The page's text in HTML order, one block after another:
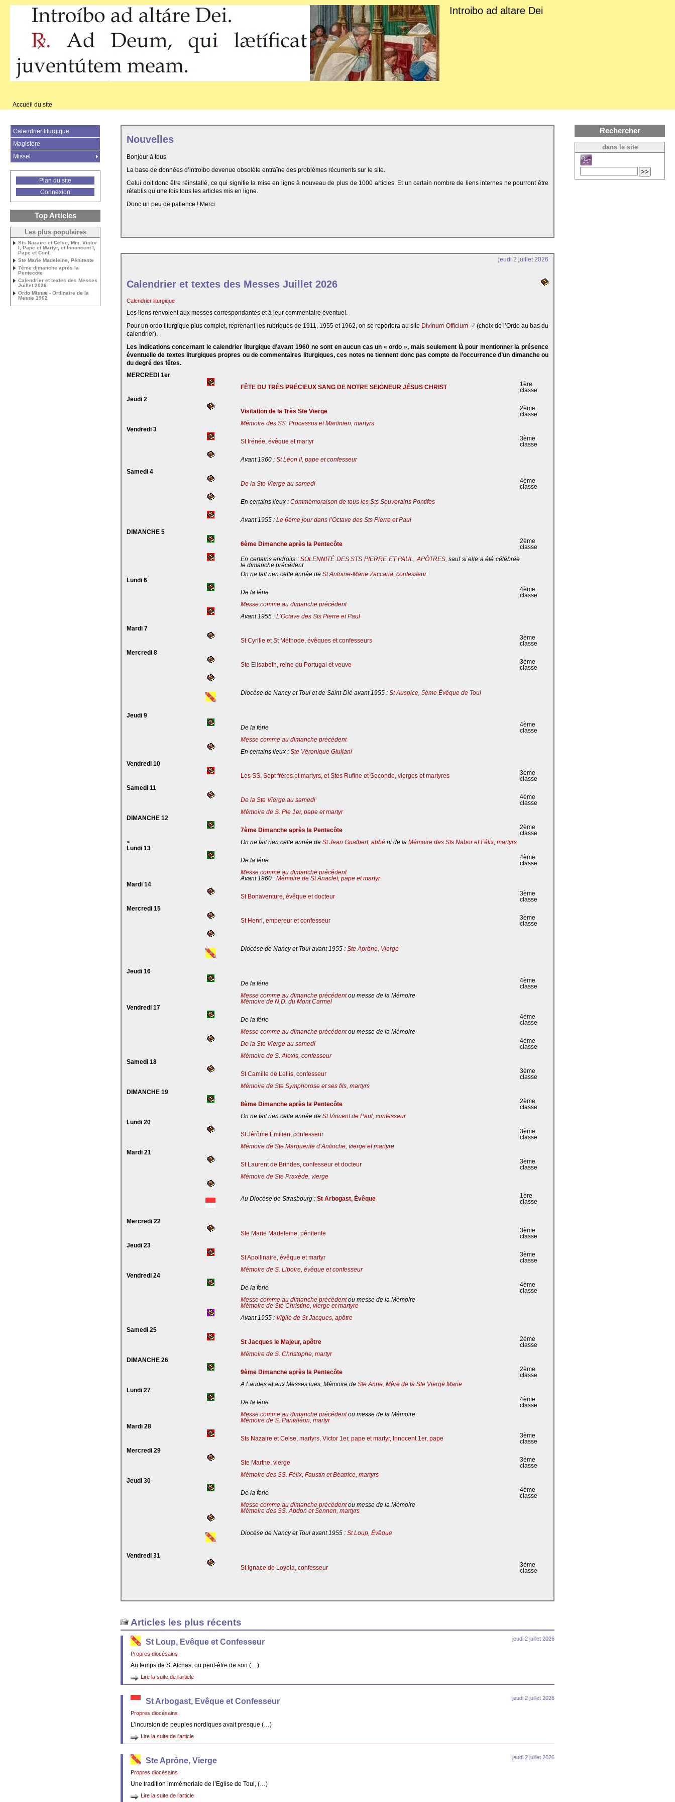
Introibo ad altare Dei
Accueil du site
Nouvelles
Bonjour à tous
La base de données d’introibo devenue obsolète entraîne des problèmes récurrents sur le site.
Celui doit donc être réinstallé, ce qui signifie la mise en ligne à nouveau de plus de 1000 articles. Et un certain nombre de liens internes ne pourront être
rétablis qu’une fois tous les articles mis en ligne.
Donc un peu de patience ! Merci
jeudi 2 juillet 2026
Calendrier et textes des Messes Juillet 2026
Calendrier liturgique
Les liens renvoient aux messes correspondantes et à leur commentaire éventuel.
Pour un ordo liturgique plus complet, reprenant les rubriques de 1911, 1955 et 1962, on se reportera au site Divinum Officium
(choix de l’Ordo au bas du
calendrier).
Les indications concernant le calendrier liturgique d’avant 1960 ne sont en aucun cas un « ordo », mais seulement là pour mentionner la présence
éventuelle de textes liturgiques propres ou de commentaires liturgiques, ces notes ne tiennent donc pas compte de l’occurrence d’un dimanche ou
du degré des fêtes.
MERCREDI 1er
FÊTE DU TRÈS PRÉCIEUX SANG DE NOTRE SEIGNEUR JÉSUS CHRIST
1ère
classe
Jeudi 2
Visitation de la Très Ste Vierge
2ème
classe
Mémoire des SS. Processus et Martinien, martyrs
Vendredi 3
St Irénée, évêque et martyr
3ème
classe
Avant 1960 : St Léon II, pape et confesseur
Samedi 4
De la Ste Vierge au samedi
4ème
classe
En certains lieux : Commémoraison de tous les Sts Souverains Pontifes
Avant 1955 : Le 6ème jour dans l’Octave des Sts Pierre et Paul
DIMANCHE 5
6ème Dimanche après la Pentecôte
2ème
classe
En certains endroits :SOLENNITÉ DES STS PIERRE ET PAUL, APÔTRES, sauf si elle a été célébrée
le dimanche précédent
On ne fait rien cette année de St Antoine-Marie Zaccaria, confesseur
Lundi 6
De la férie
4ème
classe
Messe comme au dimanche précédent
Avant 1955 : L’Octave des Sts Pierre et Paul
Mardi 7
St Cyrille et St Méthode, évêques et confesseurs
3ème
classe
Mercredi 8
Ste Elisabeth, reine du Portugal et veuve
3ème
classe
Diocèse de Nancy et Toul et de Saint-Dié avant 1955 : St Auspice, 5ème Évêque de Toul
Jeudi 9
De la férie
4ème
classe
Messe comme au dimanche précédent
En certains lieux : Ste Véronique Giuliani
Vendredi 10
Les SS. Sept frères et martyrs, et Stes Rufine et Seconde, vierges et martyres
3ème
classe
Samedi 11
De la Ste Vierge au samedi
4ème
classe
Mémoire de S. Pie 1er, pape et martyr
DIMANCHE 12
7ème Dimanche après la Pentecôte
2ème
classe
<
On ne fait rien cette année de St Jean Gualbert, abbé ni de la Mémoire des Sts Nabor et Félix, martyrs
Lundi 13
De la férie
4ème
classe
Messe comme au dimanche précédent
Avant 1960 : Mémoire de St Anaclet, pape et martyr
Mardi 14
St Bonaventure, évêque et docteur
3ème
classe
Mercredi 15
St Henri, empereur et confesseur
3ème
classe
Diocèse de Nancy et Toul avant 1955 : Ste Aprône, Vierge
Jeudi 16
De la férie
4ème
classe
Messe comme au dimanche précédentou messe de la Mémoire
Mémoire de N.D. du Mont Carmel
Vendredi 17
De la férie
4ème
classe
Messe comme au dimanche précédentou messe de la Mémoire
De la Ste Vierge au samedi
4ème
classe
Mémoire de S. Alexis, confesseur
Samedi 18
St Camille de Lellis, confesseur
3ème
classe
Mémoire de Ste Symphorose et ses fils, martyrs
DIMANCHE 19
8ème Dimanche après la Pentecôte
2ème
classe
On ne fait rien cette année de St Vincent de Paul, confesseur
Lundi 20
St Jérôme Émilien, confesseur
3ème
classe
Mémoire de Ste Marguerite d’Antioche, vierge et martyre
Mardi 21
St Laurent de Brindes, confesseur et docteur
3ème
classe
Mémoire de Ste Praxède, vierge
Au Diocèse de Strasbourg : St Arbogast, Évêque
1ère
classe
Mercredi 22
Ste Marie Madeleine, pénitente
3ème
classe
Jeudi 23
St Apollinaire, évêque et martyr
3ème
classe
Mémoire de S. Liboire, évêque et confesseur
Vendredi 24
De la férie
4ème
classe
Messe comme au dimanche précédentou messe de la Mémoire
Mémoire de Ste Christine, vierge et martyre
Avant 1955 : Vigile de St Jacques, apôtre
Samedi 25
St Jacques le Majeur, apôtre
2ème
classe
Mémoire de S. Christophe, martyr
DIMANCHE 26
9ème Dimanche après la Pentecôte
2ème
classe
A Laudes et aux Messes lues, Mémoire de Ste Anne, Mère de la Ste Vierge Marie
Lundi 27
De la férie
4ème
classe
Messe comme au dimanche précédentou messe de la Mémoire
Mémoire de S. Pantaléon, martyr
Mardi 28
Sts Nazaire et Celse, martyrs, Victor 1er, pape et martyr, Innocent 1er, pape
3ème
classe
Mercredi 29
Ste Marthe, vierge
3ème
classe
Mémoire des SS. Félix, Faustin et Béatrice, martyrs
Jeudi 30
De la férie
4ème
classe
Messe comme au dimanche précédentou messe de la Mémoire
Mémoire des SS. Abdon et Sennen, martyrs
Diocèse de Nancy et Toul avant 1955 : St Loup, Évêque
Vendredi 31
St Ignace de Loyola, confesseur
3ème
classe
Articles les plus récents
jeudi 2 juillet 2026
St Loup, Evêque et Confesseur
Propres diocésains
Au temps de St Alchas, ou peut-être de son (…)
Lire la suite de l’article
jeudi 2 juillet 2026
St Arbogast, Evêque et Confesseur
Propres diocésains
L’incursion de peuples nordiques avait presque (…)
Lire la suite de l’article
jeudi 2 juillet 2026
Ste Aprône, Vierge
Propres diocésains
Une tradition immémoriale de l’Eglise de Toul, (…)
Lire la suite de l’article
Calendrier liturgique
Magistère
Missel
Plan du site
Connexion
Top Articles
Les plus populaires
Sts Nazaire et Celse, Mm, Victor
I, Pape et Martyr, et Innoncent I,
Pape et Conf.
Ste Marie Madeleine, Pénitente
7ème dimanche après la
Pentecôte
Calendrier et textes des Messes
Juillet 2026
Ordo Missæ - Ordinaire de la
Messe 1962
Rechercher
dans le site